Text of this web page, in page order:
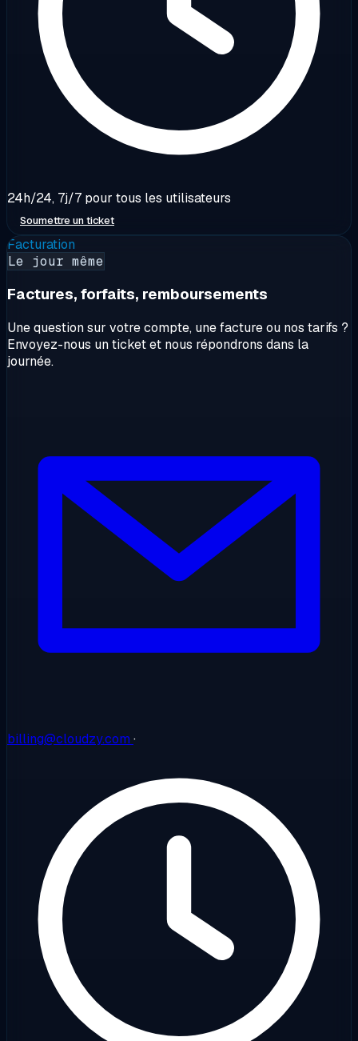
24h/24, 7j/7 pour tous les utilisateurs
Soumettre un ticket
Facturation
Le jour même
Factures, forfaits, remboursements
Une question sur votre compte, une facture ou nos tarifs ?
Envoyez-nous un ticket et nous répondrons dans la
journée.
billing@cloudzy.com ·